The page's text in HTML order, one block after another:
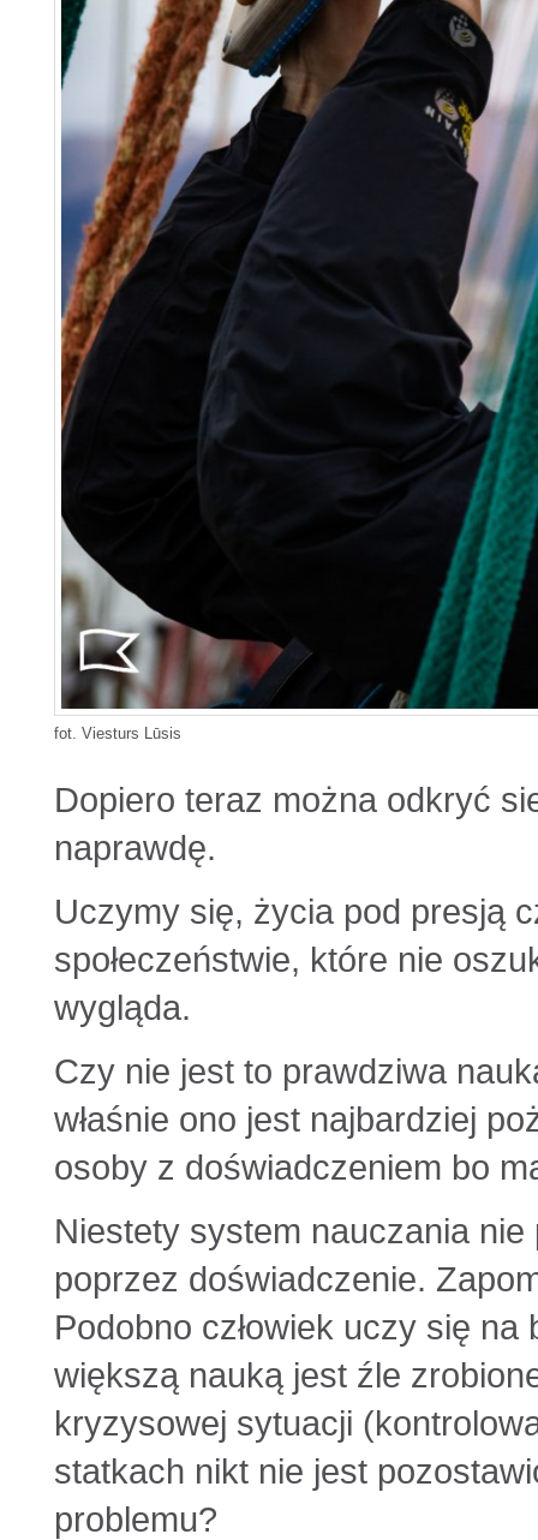
fot. Viesturs Lūsis
Dopiero teraz można odkryć
naprawdę.
Uczymy się, życia pod presją
społeczeństwie, które nie
wygląda.
Czy nie jest to prawdziwa
właśnie ono jest najbardziej
osoby z doświadczeniem bo
Niestety system nauczania nie
poprzez doświadczenie.
Podobno człowiek uczy się
większą nauką jest źle
kryzysowej sytuacji
statkach nikt nie jest
problemu?